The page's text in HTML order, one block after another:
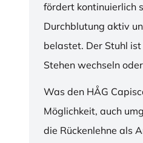
fördert kontinuierlich
Durchblutung aktiv
belastet. Der Stuhl
Stehen wechseln
Was den HÅG
Möglichkeit, auch
die Rückenlehne als